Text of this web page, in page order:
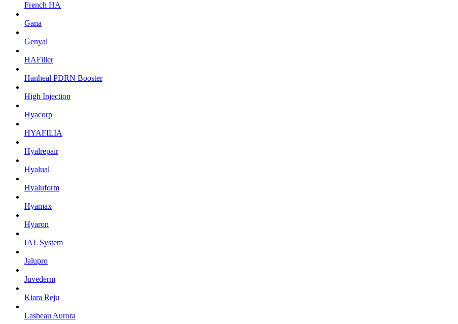
French HA
Gana
Genyal
HAFiller
Hanheal PDRN Booster
High Injection
Hyacorp
HYAFILIA
Hyalrepair
Hyalual
Hyaluform
Hyamax
Hyaron
IAL System
Jalupro
Juvederm
Kiara Reju
Lasbeau Aurora